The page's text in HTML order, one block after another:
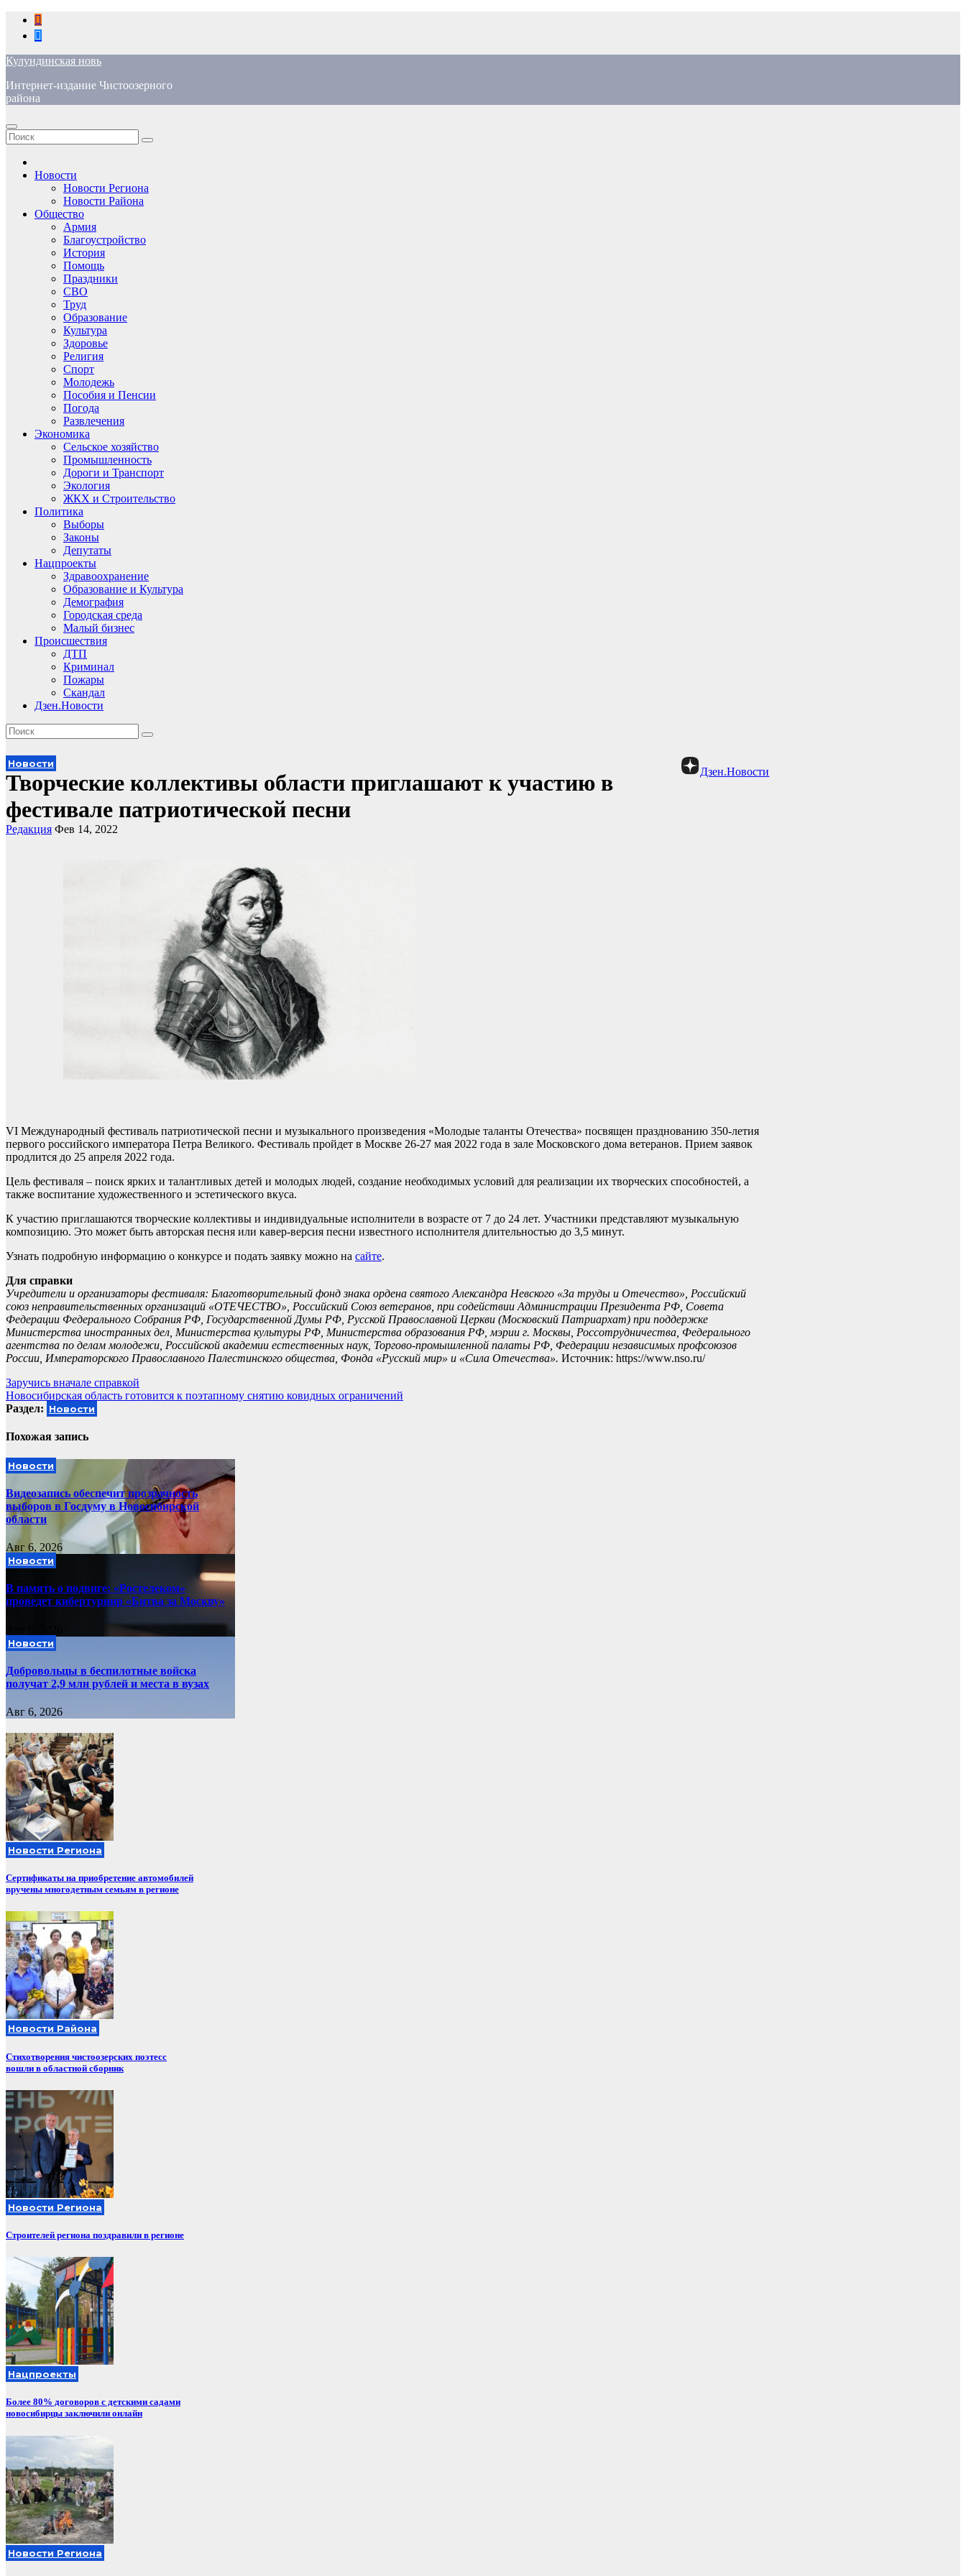
Перейти
содержимому
Кулундинская новь
Интернет-издание Чистоозерного
района
Новости
Новости Региона
Новости Района
Общество
Армия
Благоустройство
История
Помощь
Праздники
СВО
Труд
Образование
Культура
Здоровье
Религия
Спорт
Молодежь
Пособия и Пенсии
Погода
Развлечения
Экономика
Сельское хозяйство
Промышленность
Дороги и Транспорт
Экология
ЖКХ и Строительство
Политика
Выборы
Законы
Депутаты
Нацпроекты
Здравоохранение
Образование и Культура
Демография
Городская среда
Малый бизнес
Происшествия
ДТП
Криминал
Пожары
Скандал
Дзен.Новости
Дзен.Новости
Новости
Творческие коллективы области приглашают к участию в
фестивале патриотической песни
Редакция Фев 14, 2022
VI Международный фестиваль патриотической песни и музыкального произведения «Молодые таланты Отечества» посвящен празднованию 350-летия
первого российского императора Петра Великого. Фестиваль пройдет в Москве 26-27 мая 2022 года в зале Московского дома ветеранов. Прием заявок
продлится до 25 апреля 2022 года.
Цель фестиваля – поиск ярких и талантливых детей и молодых людей, создание необходимых условий для реализации их творческих способностей, а
также воспитание художественного и эстетического вкуса.
К участию приглашаются творческие коллективы и индивидуальные исполнители в возрасте от 7 до 24 лет. Участники представляют музыкальную
композицию. Это может быть авторская песня или кавер-версия песни известного исполнителя длительностью до 3,5 минут.
Узнать подробную информацию о конкурсе и подать заявку можно на сайте.
Для справки
Учредители и организаторы фестиваля: Благотворительный фонд знака ордена святого Александра Невского «За труды и Отечество», Российский
союз неправительственных организаций «ОТЕЧЕСТВО», Российский Союз ветеранов, при содействии Администрации Президента РФ, Совета
Федерации Федерального Собрания РФ, Государственной Думы РФ, Русской Православной Церкви (Московский Патриархат) при поддержке
Министерства иностранных дел, Министерства культуры РФ, Министерства образования РФ, мэрии г. Москвы, Россотрудничества, Федерального
агентства по делам молодежи, Российской академии естественных наук, Торгово-промышленной палаты РФ, Федерации независимых профсоюзов
России, Императорского Православного Палестинского общества, Фонда «Русский мир» и «Сила Отечества». Источник: https://www.nso.ru/
Навигация
по
Заручись вначале справкой
Новосибирская область готовится к поэтапному снятию ковидных ограничений
Раздел: Новости
Похожая запись
Новости
Видеозапись обеспечит прозрачность
выборов в Госдуму в Новосибирской
области
Авг 6, 2026
Новости
В память о подвиге: «Ростелеком»
проведет кибертурнир «Битва за Москву»
Новости
Добровольцы в беспилотные войска
получат 2,9 млн рублей и места в вузах
Авг 6, 2026
Новости Региона
Сертификаты на приобретение автомобилей
вручены многодетным семьям в регионе
Новости Района
Стихотворения чистоозерских поэтесс
вошли в областной сборник
Новости Региона
Строителей региона поздравили в регионе
Нацпроекты
Более 80% договоров с детскими садами
новосибирцы заключили онлайн
Новости Региона